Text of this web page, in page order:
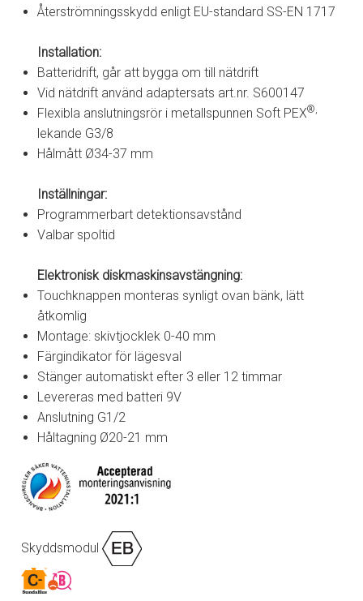
Återströmningsskydd enligt EU-standard SS-EN 1717
Installation:
Batteridrift, går att bygga om till nätdrift
Vid nätdrift använd adaptersats art.nr. S600147
Flexibla anslutningsrör i metallspunnen Soft PEX®,
lekande G3/8
Hålmått Ø34-37 mm
Inställningar:
Programmerbart detektionsavstånd
Valbar spoltid
Elektronisk diskmaskinsavstängning:
Touchknappen monteras synligt ovan bänk, lätt
åtkomlig
Montage: skivtjocklek 0-40 mm
Färgindikator för lägesval
Stänger automatiskt efter 3 eller 12 timmar
Levereras med batteri 9V
Anslutning G1/2
Håltagning Ø20-21 mm
Skyddsmodul